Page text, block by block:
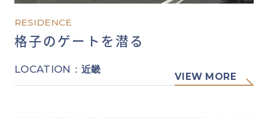
RESIDENCE
格子のゲートを潜る
LOCATION： 近畿
VIEW MORE